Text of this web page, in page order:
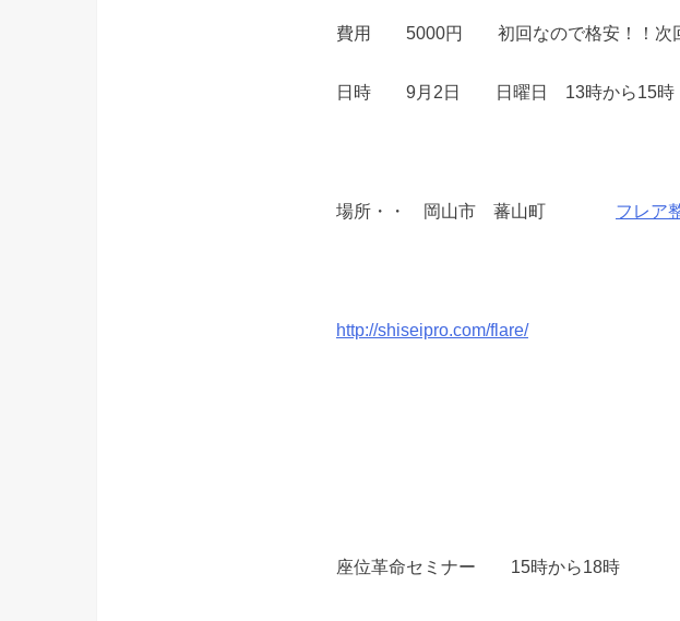
費用 5000円 初回なので格安！！次回
日時 9月2日 日曜日 13時から15時
場所・・ 岡山市 蕃山町 フレア
http://shiseipro.com/flare/
座位革命セミナー 15時から18時